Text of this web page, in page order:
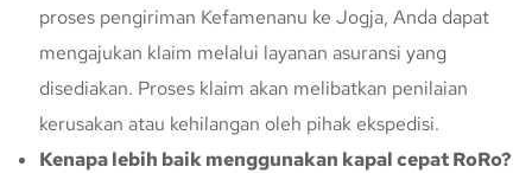
proses pengiriman Kefamenanu ke Jogja, Anda dapat
mengajukan klaim melalui layanan asuransi yang
disediakan. Proses klaim akan melibatkan penilaian
kerusakan atau kehilangan oleh pihak ekspedisi.
Kenapa lebih baik menggunakan kapal cepat RoRo?